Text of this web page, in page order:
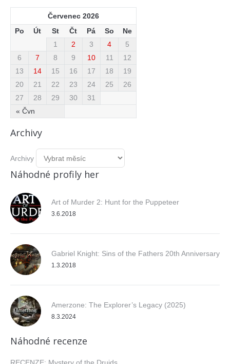
Červenec 2026
Po
Út St Čt Pá So Ne
« Čvn
1 2 3 4
5
6
7 8 9 10 11
12
13
14 15 16 17 18
19
20
21 22 23 24 25
26
27
28 29 30 31
Archivy
Archivy
Náhodné profily her
Art of Murder 2: Hunt for the Puppeteer
3.6.2018
Gabriel Knight: Sins of the Fathers 20th Anniversary
1.3.2018
Amerzone: The Explorer’s Legacy (2025)
8.3.2024
Náhodné recenze
RECENZE: Mystery of the Druids